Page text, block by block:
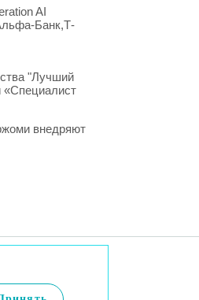
AI
Банк,Т-
"Лучший
«Специалист
внедряют